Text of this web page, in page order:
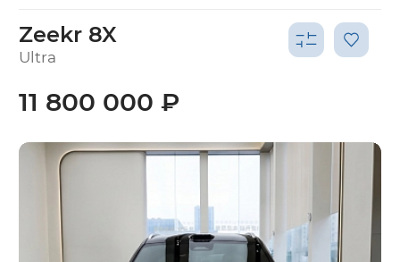
Zeekr 8X
Ultra
11 800 000 ₽